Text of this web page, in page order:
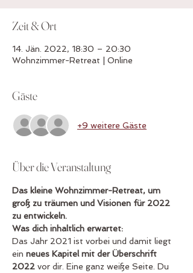
Zeit & Ort
14. Jän. 2022, 18:30 – 20:30
Wohnzimmer-Retreat | Online
Gäste
+9 weitere Gäste
Über die Veranstaltung
Das kleine Wohnzimmer-Retreat, um
groß zu träumen und Visionen für 2022
zu entwickeln.
Was dich inhaltlich erwartet:
Das Jahr 2021 ist vorbei und damit liegt
ein neues Kapitel mit der Überschrift
2022 vor dir. Eine ganz weiße Seite. Du